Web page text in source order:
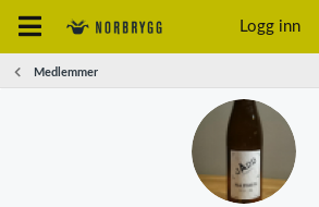
Logg inn
Medlemmer